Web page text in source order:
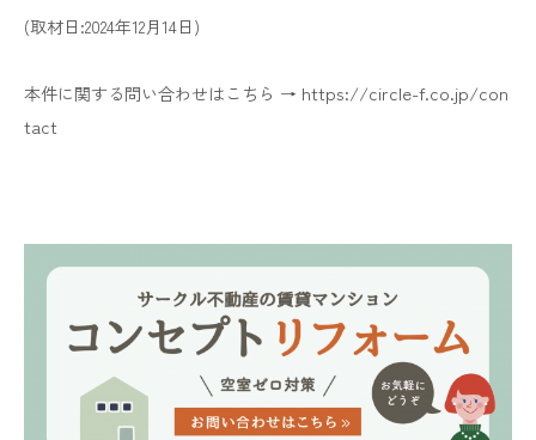
(取材日:2024年12月14日)
本件に関する問い合わせはこちら → https://circle-f.co.jp/con
tact